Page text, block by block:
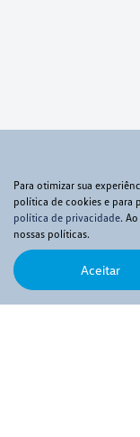
Para otimizar sua
política de cookies e para
política de privacidade.
nossas políticas.
Aceitar